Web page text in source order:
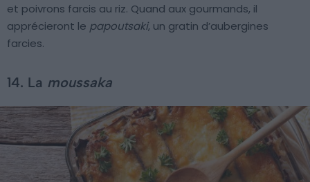
et poivrons farcis au riz. Quand aux gourmands, il
apprécieront le papoutsaki, un gratin d’aubergines
farcies.
14. La moussaka